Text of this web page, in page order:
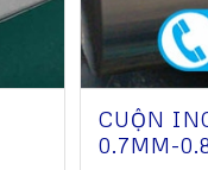
CUỘN
0.7MM-